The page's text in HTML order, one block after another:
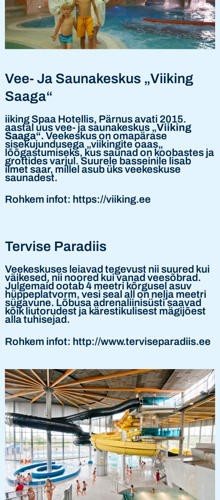
Vee- Ja Saunakeskus „Viiking
Saaga“
iiking Spaa Hotellis, Pärnus avati 2015.
aastal uus vee- ja saunakeskus „Viiking
Saaga“. Veekeskus on omapärase
sisekujundusega „viikingite oaas„
lõõgastumiseks, kus saunad on koobastes ja
grottides varjul. Suurele basseinile lisab
ilmet saar, millel asub üks veekeskuse
saunadest.
Rohkem infot: https://viiking.ee
Tervise Paradiis
Veekeskuses leiavad tegevust nii suured kui
väikesed, nii noored kui vanad veesõbrad.
Julgemaid ootab 4 meetri kõrgusel asuv
hüppeplatvorm, vesi seal all on nelja meetri
sügavune. Lõbusa adrenaliinisüsti saavad
kõik liutorudest ja kärestikulisest mägijõest
alla tuhisejad.
Rohkem infot: http://www.terviseparadiis.ee